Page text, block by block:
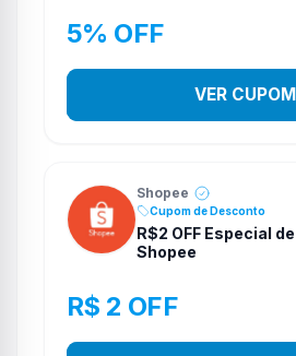
5% OFF
VER CUPOM
Shopee
Cupom de Desconto
R$2 OFF Especial
Shopee
R$ 2 OFF